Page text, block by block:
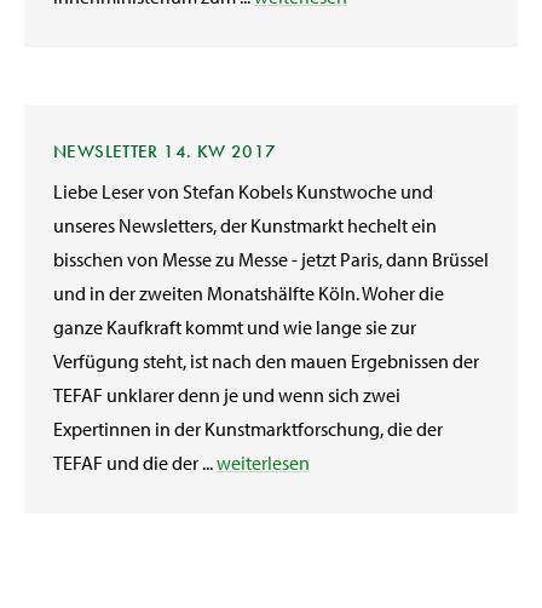
NEWSLETTER 14. KW 2017
Liebe Leser von Stefan Kobels Kunstwoche und
unseres Newsletters, der Kunstmarkt hechelt ein
bisschen von Messe zu Messe - jetzt Paris, dann Brüssel
und in der zweiten Monatshälfte Köln. Woher die
ganze Kaufkraft kommt und wie lange sie zur
Verfügung steht, ist nach den mauen Ergebnissen der
TEFAF unklarer denn je und wenn sich zwei
Expertinnen in der Kunstmarktforschung, die der
TEFAF und die der ...weiterlesen